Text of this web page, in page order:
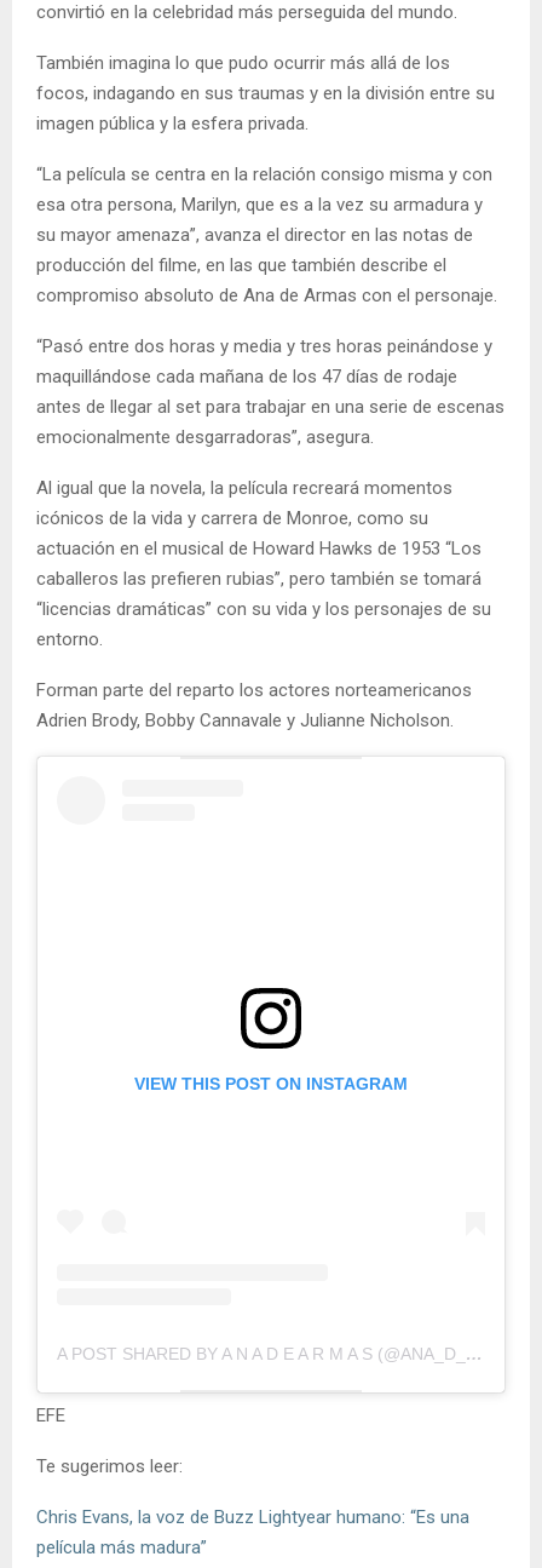
convirtió en la celebridad más perseguida del mundo.
También imagina lo que pudo ocurrir más allá de los
focos, indagando en sus traumas y en la división entre su
imagen pública y la esfera privada.
“La película se centra en la relación consigo misma y con
esa otra persona, Marilyn, que es a la vez su armadura y
su mayor amenaza”, avanza el director en las notas de
producción del filme, en las que también describe el
compromiso absoluto de Ana de Armas con el personaje.
“Pasó entre dos horas y media y tres horas peinándose y
maquillándose cada mañana de los 47 días de rodaje
antes de llegar al set para trabajar en una serie de escenas
emocionalmente desgarradoras”, asegura.
Al igual que la novela, la película recreará momentos
icónicos de la vida y carrera de Monroe, como su
actuación en el musical de Howard Hawks de 1953 “Los
caballeros las prefieren rubias”, pero también se tomará
“licencias dramáticas” con su vida y los personajes de su
entorno.
Forman parte del reparto los actores norteamericanos
Adrien Brody, Bobby Cannavale y Julianne Nicholson.
VIEW THIS POST ON INSTAGRAM
A POST SHARED BY A N A D E A R M A S (@ANA_D_ARMAS)
EFE
Te sugerimos leer:
Chris Evans, la voz de Buzz Lightyear humano: “Es una
película más madura”